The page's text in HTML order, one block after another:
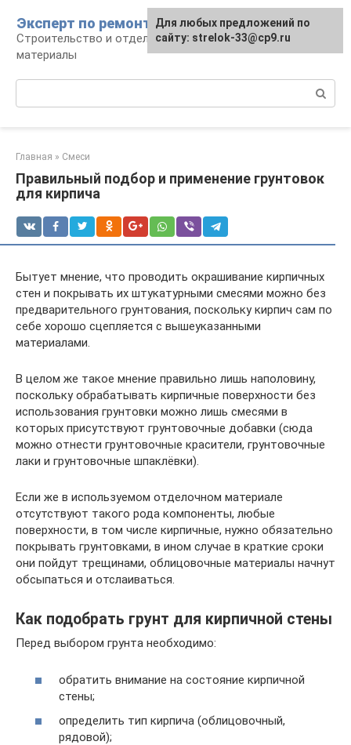
контенту
Эксперт по ремонту
Строительство и отделка: работы и
материалы
Главная » Смеси
Правильный подбор и применение грунтовок
для кирпича
Бытует мнение, что проводить окрашивание кирпичных
стен и покрывать их штукатурными смесями можно без
предварительного грунтования, поскольку кирпич сам по
себе хорошо сцепляется с вышеуказанными
материалами.
В целом же такое мнение правильно лишь наполовину,
поскольку обрабатывать кирпичные поверхности без
использования грунтовки можно лишь смесями в
которых присутствуют грунтовочные добавки (сюда
можно отнести грунтовочные красители, грунтовочные
лаки и грунтовочные шпаклёвки).
Если же в используемом отделочном материале
отсутствуют такого рода компоненты, любые
поверхности, в том числе кирпичные, нужно обязательно
покрывать грунтовками, в ином случае в краткие сроки
они пойдут трещинами, облицовочные материалы начнут
обсыпаться и отслаиваться.
Как подобрать грунт для кирпичной стены
Перед выбором грунта необходимо:
обратить внимание на состояние кирпичной
стены;
определить тип кирпича (облицовочный,
рядовой);
Для любых предложений по
сайту: strelok-33@cp9.ru
Для любых предложений по
сайту: strelok-33@cp9.ru